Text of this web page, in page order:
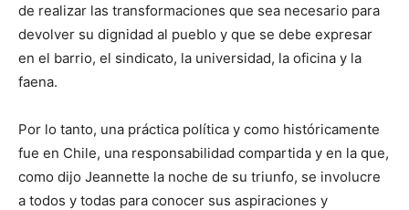
de realizar las transformaciones que sea necesario para
devolver su dignidad al pueblo y que se debe expresar
en el barrio, el sindicato, la universidad, la oficina y la
faena.
Por lo tanto, una práctica política y como históricamente
fue en Chile, una responsabilidad compartida y en la que,
como dijo Jeannette la noche de su triunfo, se involucre
a todos y todas para conocer sus aspiraciones y